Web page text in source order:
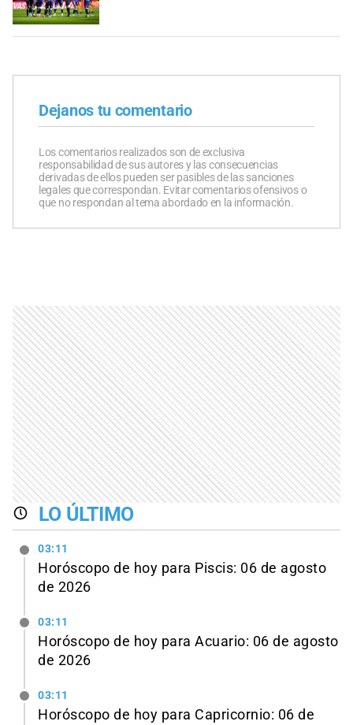
Dejanos tu comentario
Los comentarios realizados son de exclusiva
responsabilidad de sus autores y las consecuencias
derivadas de ellos pueden ser pasibles de las sanciones
legales que correspondan. Evitar comentarios ofensivos o
que no respondan al tema abordado en la información.
LO ÚLTIMO
03:11
Horóscopo de hoy para Piscis: 06 de agosto
de 2026
03:11
Horóscopo de hoy para Acuario: 06 de agosto
de 2026
03:11
Horóscopo de hoy para Capricornio: 06 de